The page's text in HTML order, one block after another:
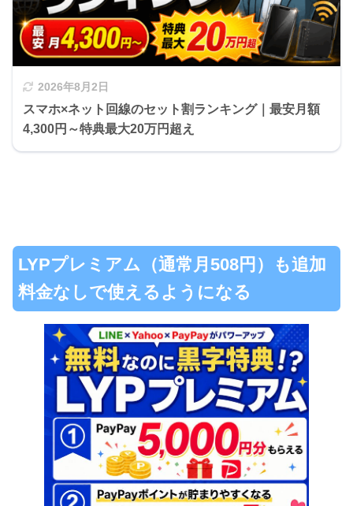
2026年8月2日
スマホ×ネット回線のセット割ランキング｜最安月額
4,300円～特典最大20万円超え
LYPプレミアム（通常月508円）も追加
料金なしで使えるようになる